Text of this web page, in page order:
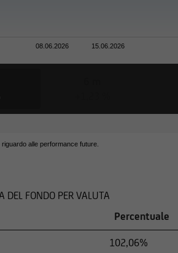
08.06.2026 15.06.2026
alle performance future.
DEL FONDO PER VALUTA
Percentuale
102,06%
legali. Le seguenti informazioni non
o sede principale di attività ricada
di questo tipo di informazioni.
contenute in questo sito Web
all'acquisto di titoli nei confronti